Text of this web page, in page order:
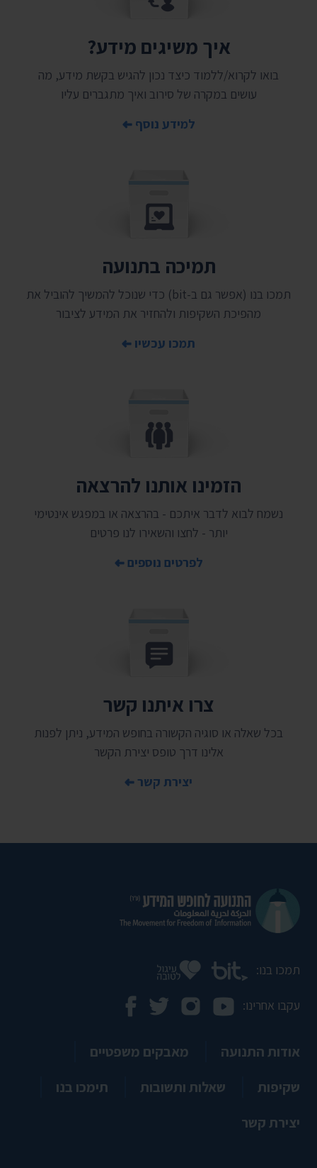
איך משיגים מידע?
בואו לקרוא/ללמוד כיצד נכון להגיש בקשת מידע, מה
עושים במקרה של סירוב ואיך מתגברים עליו
למידע נוסף
תמיכה בתנועה
תמכו בנו (אפשר גם ב-bit) כדי שנוכל להמשיך להוביל את
מהפיכת השקיפות ולהחזיר את המידע לציבור
תמכו עכשיו
הזמינו אותנו להרצאה
נשמח לבוא לדבר איתכם - בהרצאה או במפגש אינטימי
יותר - לחצו והשאירו לנו פרטים
לפרטים נוספים
צרו איתנו קשר
בכל שאלה או סוגיה הקשורה בחופש המידע, ניתן לפנות
אלינו דרך טופס יצירת הקשר
יצירת קשר
תמכו בנו:
עקבו אחרינו:
אודות התנועה
מאבקים משפטיים
שקיפות
שאלות ותשובות
תימכו בנו
יצירת קשר